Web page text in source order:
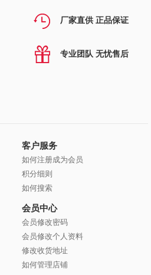
厂家直供 正品保证
专业团队 无忧售后
客户服务
如何注册成为会员
积分细则
如何搜索
会员中心
会员修改密码
会员修改个人资料
修改收货地址
如何管理店铺